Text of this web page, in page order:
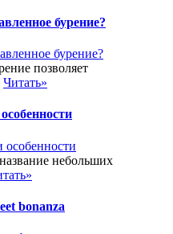
бурение?
позволяет
Читать»
небольших
bonanza